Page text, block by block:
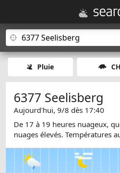
Pluie CH
6377 Seelisberg
Aujourd'hui, 9/8 dès 17:40
De 17 à 19 heures nuageux,
nuages élevés. Températures